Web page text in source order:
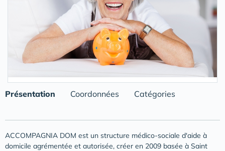
Présentation Coordonnées Catégories
ACCOMPAGNIA DOM est un structure médico-sociale d'aide à
domicile agrémentée et autorisée, créer en 2009 basée à Saint